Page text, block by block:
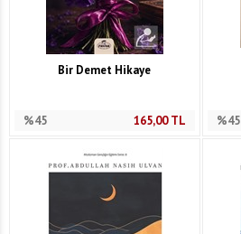
Bir Demet Hikaye
%45 165,00TL %45